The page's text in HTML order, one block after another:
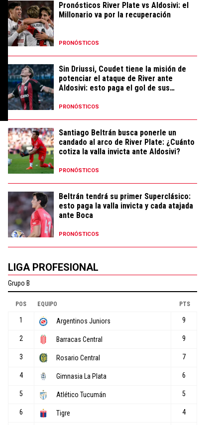
Pronósticos River Plate vs Aldosivi: el
Millonario va por la recuperación
PRONÓSTICOS
Sin Driussi, Coudet tiene la misión de
potenciar el ataque de River ante
Aldosivi: esto paga el gol de sus
PRONÓSTICOS
Santiago Beltrán busca ponerle un
candado al arco de River Plate: ¿Cuánto
cotiza la valla invicta ante Aldosivi?
PRONÓSTICOS
Beltrán tendrá su primer Superclásico:
esto paga la valla invicta y cada atajada
ante Boca
PRONÓSTICOS
LIGA PROFESIONAL